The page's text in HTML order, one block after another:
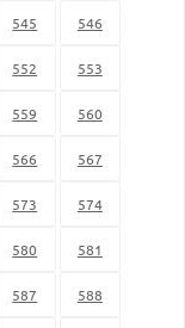
545 546
552 553
559 560
566 567
573 574
580 581
587 588